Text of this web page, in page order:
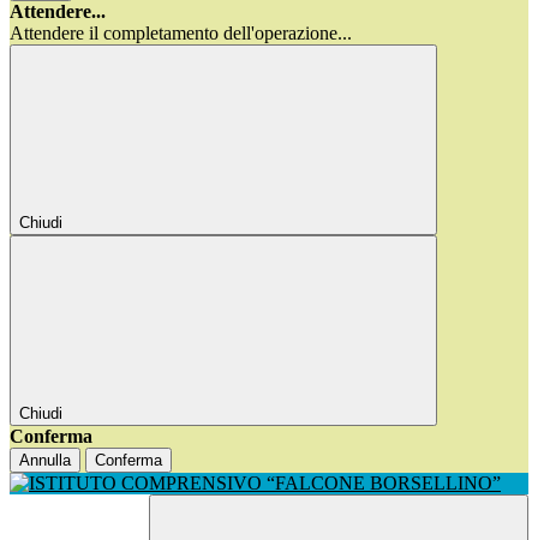
Attendere...
Attendere il completamento dell'operazione...
Chiudi
Chiudi
Conferma
Annulla Conferma